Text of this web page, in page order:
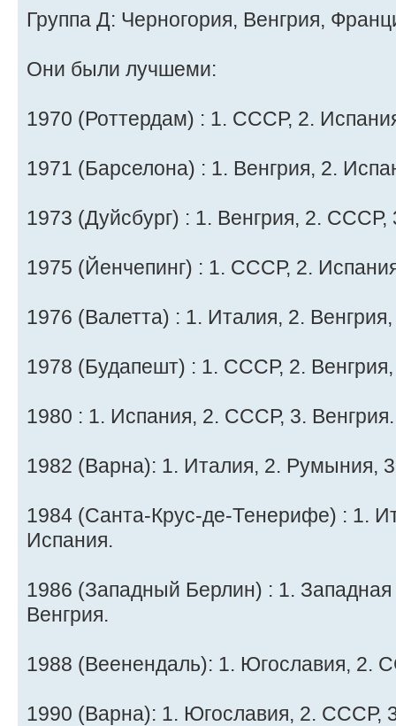
Группа Д: Черногория, Венгрия,
Они были лучшеми:
1970 (Роттердам) : 1. СССР, 2.
1971 (Барселона) : 1. Венгрия, 2.
1973 (Дуйсбург) : 1. Венгрия, 2. СССР,
1975 (Йенчепинг) : 1. СССР, 2.
1976 (Валетта) : 1. Италия, 2.
1978 (Будапешт) : 1. СССР, 2.
1980 : 1. Испания, 2. СССР, 3. Венгрия.
1982 (Варна): 1. Италия, 2. Румыния,
1984 (Санта-Крус-де-Тенерифе) : 1.
Испания.
1986 (Западный Берлин) : 1.
Венгрия.
1988 (Веенендаль): 1. Югославия, 2.
1990 (Варна): 1. Югославия, 2. СССР,